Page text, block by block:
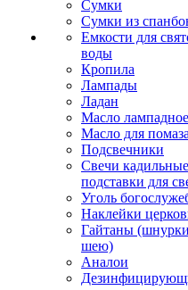
Сумки
Сумки из
Емкости для
воды
Кропила
Лампады
Ладан
Масло лампадное
Масло для
Подсвечники
Свечи
подставки для
Уголь
Наклейки
Гайтаны
шею)
Аналои